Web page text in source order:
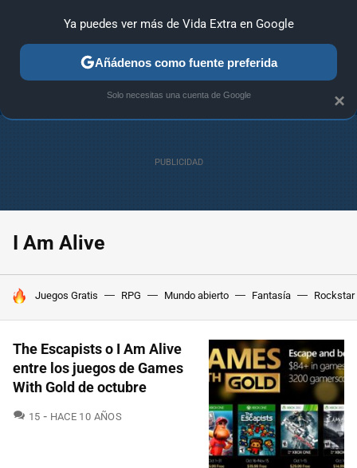
ANÁLISIS GUÍAS Y TRUCOS PC SONY NINTENDO
I Am Alive
HOY SE HABLA DE
Juegos Gratis RPG Mundo abierto Fantasía Rockstar
The Escapists o I Am Alive
entre los juegos de Games
With Gold de octubre
15 COMENTARIOS
HACE 10 AÑOS
×
Ya puedes ver más de Vida Extra en Google
Añádenos como fuente preferida
Solo necesitas una cuenta de Google